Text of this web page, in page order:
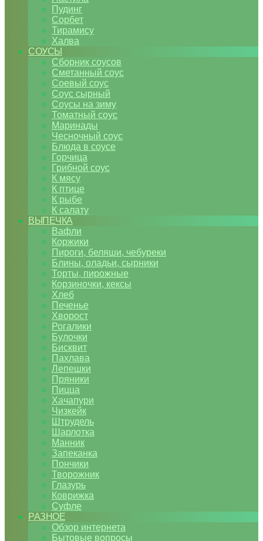
Пудинг
Сорбет
Тирамису
Халва
СОУСЫ
Сборник соусов
Сметанный соус
Соевый соус
Соус сырный
Соусы на зиму
Томатный соус
Маринады
Чесночный соус
Блюда в соусе
Горчица
Грибной соус
К мясу
К птице
К рыбе
К салату
ВЫПЕЧКА
Вафли
Коржики
Пироги, беляши, чебуреки
Блины, оладьи, сырники
Торты, пирожные
Корзиночки, кексы
Хлеб
Печенье
Хворост
Рогалики
Булочки
Бисквит
Пахлава
Лепешки
Пряники
Пицца
Хачапури
Чизкейк
Штрудель
Шарлотка
Манник
Запеканка
Пончики
Творожник
Глазурь
Коврижка
Суфле
РАЗНОЕ
Обзор интернета
Бытовые вопросы